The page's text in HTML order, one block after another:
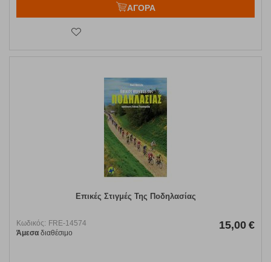
ΑΓΟΡΑ
Επικές Στιγμές Της Ποδηλασίας
Κωδικός: FRE-14574
Άμεσα διαθέσιμο
15,00 €